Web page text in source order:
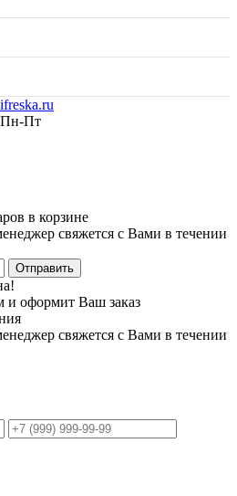
Пн-Пт
в корзине
свяжется с Вами в течении
Отправить
и оформит Ваш заказ
свяжется с Вами в течении